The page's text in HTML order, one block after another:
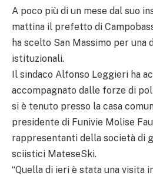
A poco più di un mese dal suo
mattina il prefetto di
ha scelto San Massimo per una
istituzionali.
Il sindaco Alfonso Leggieri ha
accompagnato dalle forze di
si è tenuto presso la casa
presidente di Funivie Molise
rappresentanti della società di
sciistici MateseSki.
“Quella di ieri è stata una visita